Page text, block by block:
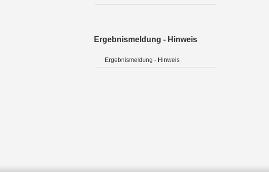
Ergebnismeldung - Hinweis
Ergebnismeldung - Hinweis